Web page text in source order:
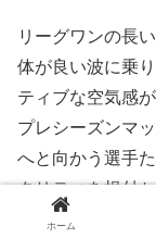
リーグワンの長
体が良い波に乗
ティブな空気感
プレシーズンマ
へと向かう選手
タリティを根付
ホーム